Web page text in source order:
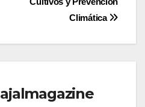
Climática
ajalmagazine